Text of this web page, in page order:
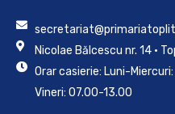
Nicolae Bălcescu nr. 14 •
Orar casierie: Luni-
Vineri: 07.00-13.00